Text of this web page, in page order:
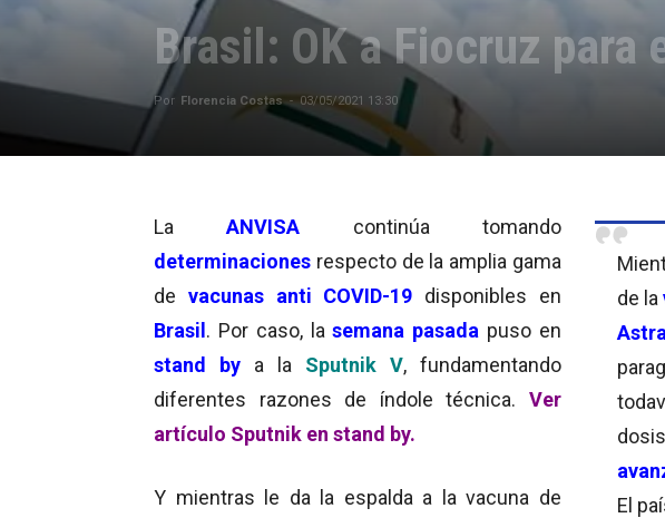
Brasil: OK a Fiocruz para
Por Florencia Costas - 03/05/2021 13:30
de la
El
LaANVISA continúa tomando
determinaciones respecto de la amplia gama
de vacunas anti COVID-19 disponibles en
Brasil. Por caso, la semana pasada puso en
stand by
a la Sputnik V, fundamentando
diferentes razones de índole técnica. Ver
artículo Sputnik en stand by.
Y mientras le da la espalda a la vacuna de